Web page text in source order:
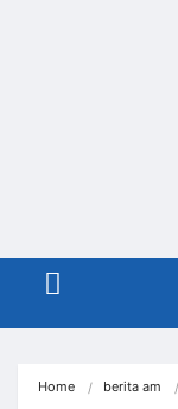
Menu
Home berita am